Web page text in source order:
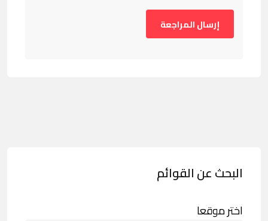
البحث عن القوائم
اختر موقعا